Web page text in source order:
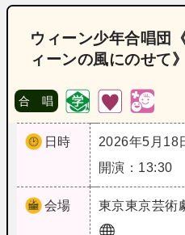
ウィーン少年合唱団
ィーンの風にのせて》
合 唱
日時
2026年5月18
開演：13:30
会場 東京東京芸術